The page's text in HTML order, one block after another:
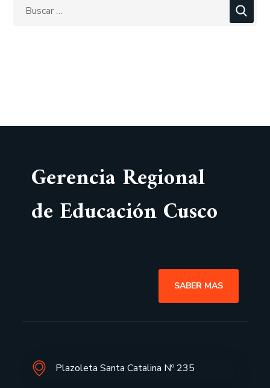
Gerencia Regional
de Educación Cusco
SABER MAS
Plazoleta Santa Catalina Nº 235